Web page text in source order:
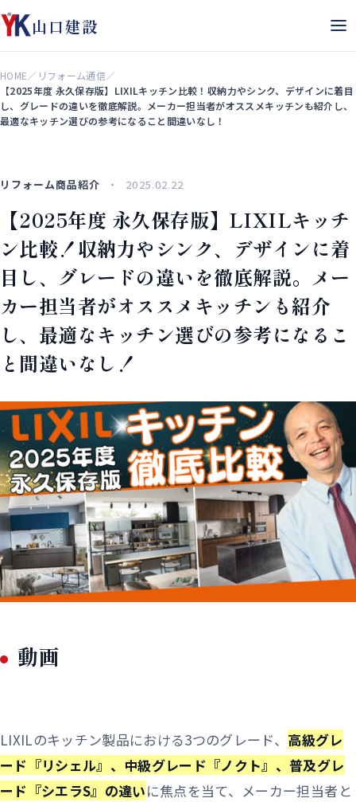
山口建設
HOME／ リフォーム通信／
【2025年度 永久保存版】LIXILキッチン比較！収納力やシンク、デザインに着目
し、グレードの違いを徹底解説。メーカー担当者がオススメキッチンも紹介し、
最適なキッチン選びの参考になること間違いなし！
リフォーム商品紹介 2025.02.22
【2025年度 永久保存版】LIXILキッチ
ン比較！収納力やシンク、デザインに着
目し、グレードの違いを徹底解説。メー
カー担当者がオススメキッチンも紹介
し、最適なキッチン選びの参考になるこ
と間違いなし！
動画
LIXILのキッチン製品における3つのグレード、 高級グレ
ード『リシェル』、中級グレード『ノクト』、普及グレ
ード『シエラS』の違いに焦点を当て、メーカー担当者と